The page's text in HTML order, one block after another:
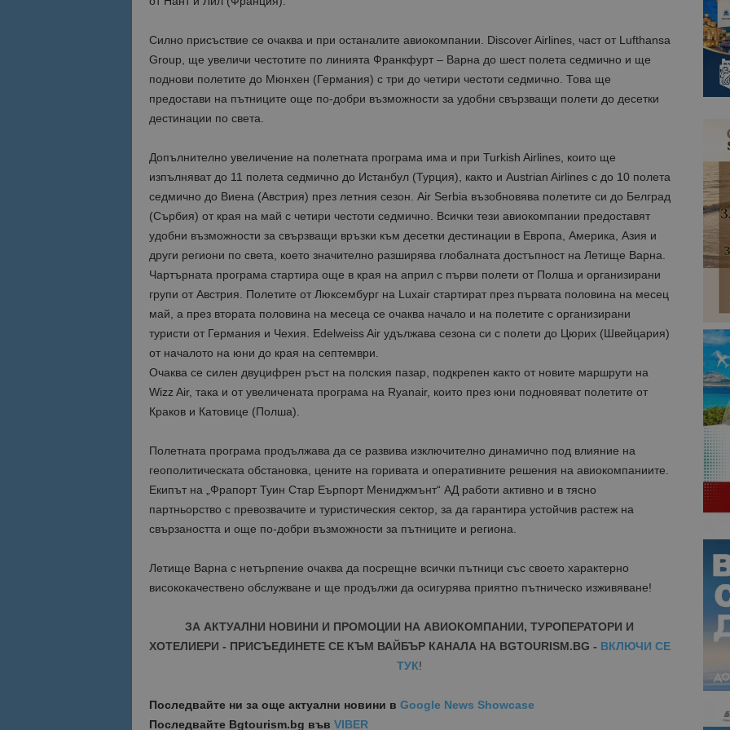
Силно присъствие се очаква и при останалите авиокомпании. Discover Airlines, част от Lufthansa
Group, ще увеличи честотите по линията Франкфурт – Варна до шест полета седмично и ще
поднови полетите до Мюнхен (Германия) с три до четири честоти седмично. Това ще
предостави на пътниците още по-добри възможности за удобни свързващи полети до десетки
дестинации по света.
Допълнително увеличение на полетната програма има и при Turkish Airlines, които ще
изпълняват до 11 полета седмично до Истанбул (Турция), както и Austrian Airlines с до 10 полета
седмично до Виена (Австрия) през летния сезон. Air Serbia възобновява полетите си до Белград
(Сърбия) от края на май с четири честоти седмично. Всички тези авиокомпании предоставят
удобни възможности за свързващи връзки към десетки дестинации в Европа, Америка, Азия и
други региони по света, което значително разширява глобалната достъпност на Летище Варна.
Чартърната програма стартира още в края на април с първи полети от Полша и организирани
групи от Австрия. Полетите от Люксембург на Luxair стартират през първата половина на месец
май, а през втората половина на мeсeца се очаква начало и на полетите с организирани
туристи от Германия и Чехия. Edelweiss Air удължава сезона си с полети до Цюрих (Швейцария)
от началото на юни до края на септември.
Очаква се силен двуцифрен ръст на полския пазар, подкрепен както от новите маршрути на
Wizz Air, така и от увеличената програма на Ryanair, които през юни подновяват полетите от
Краков и Катовице (Полша).
Полетната програма продължава да се развива изключително динамично под влияние на
геополитическата обстановка, цените на горивата и оперативните решения на авиокомпаниите.
Екипът на „Фрапорт Туин Стар Еърпорт Мениджмънт“ АД работи активно и в тясно
партньорство с превозвачите и туристическия сектор, за да гарантира устойчив растеж на
свързаността и още по-добри възможности за пътниците и региона.
Летище Варна с нетърпение очаква да посрещне всички пътници със своето характерно
висококачествено обслужване и ще продължи да осигурява приятно пътническо изживяване!
ЗА АКТУАЛНИ НОВИНИ И ПРОМОЦИИ НА АВИОКОМПАНИИ, ТУРОПЕРАТОРИ И
ХОТЕЛИЕРИ - ПРИСЪЕДИНЕТЕ СЕ КЪМ ВАЙБЪР КАНАЛА НА BGTOURISM.BG - ВКЛЮЧИ СЕ
ТУК!
Последвайте ни за още актуални новини в Google News Showcase
Последвайте Bgtourism.bg във VIBER
Име
Доставчик/
Валиден
Описание
is_visitor_unique
.statcounter.com
1 месец
Тази бисквитка се използва, за да се
уникален за сайта чрез присвояване на
помага за проследяване на посетителите на
взаимодействие с уебсайта за статистически
.statcounter.com
Тази бисквитка е зададена от StatCounter, за
_ga_B09EBBY8PY .bgtourism.bg
1 година
1 месец
Тази бисквитка се използва от Google
състоянието на сесията.
_ga_WXPDN4HSCV
.bgtourism.bg
1 година
Тази бисквитка се използва от Google
състоянието на сесията.
1 месец
Тази бисквитка се използва от Google
състоянието на сесията.
_ga
Google LLC
.bgtourism.bg
1 месец
Името на тази бисквитка е свързано с Google
което е значителна актуализация на по-често
услуга за анализ на Google. Тази бисквитка се
разграничаване на уникални потребители
произволно генериран номер като
Той се включва във всяка заявка за страница
използва за изчисляване на данни за
кампании за отчетите за анализ на сайтовете.
Име Доставчик/ Домейн Валиден до
Описание
sc_is_visitor_unique
StatCounter Ltd
1 година 1 месец Използва се за съхраняване